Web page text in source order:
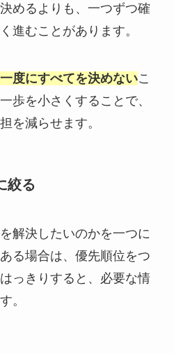
めるよりも、一つずつ確
進むことがあります。
一度にすべてを決めないこ
歩を小さくすることで、
を減らせます。
絞る
解決したいのかを一つに
る場合は、優先順位をつ
っきりすると、必要な情
。